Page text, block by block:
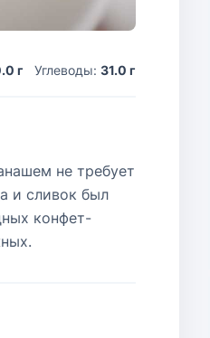
г Углеводы: 31.0 г
не требует
и сливок был
конфет-